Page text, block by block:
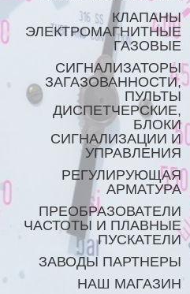
КЛАПАНЫ
ЭЛЕКТРОМАГНИТНЫЕ
ГАЗОВЫЕ
СИГНАЛИЗАТОРЫ
ЗАГАЗОВАННОСТИ,
ПУЛЬТЫ
ДИСПЕТЧЕРСКИЕ,
БЛОКИ
СИГНАЛИЗАЦИИ И
УПРАВЛЕНИЯ
РЕГУЛИРУЮЩАЯ
АРМАТУРА
ПРЕОБРАЗОВАТЕЛИ
ЧАСТОТЫ И ПЛАВНЫЕ
ПУСКАТЕЛИ
ЗАВОДЫ ПАРТНЕРЫ
НАШ МАГАЗИН